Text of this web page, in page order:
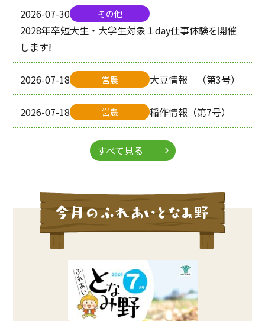
2026-07-30 その他
2028年卒短大生・大学生対象１day仕事体験を開催
します❕
2026-07-18 営農 大豆情報 （第3号）
2026-07-18 営農 稲作情報（第7号）
すべて見る